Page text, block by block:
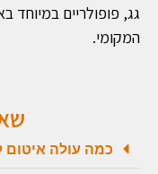
גג, פופולריים במיוחד
המקומי.
כמה עולה איטום